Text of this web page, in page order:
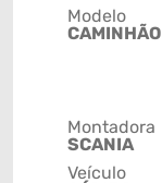
Modelo
CAMINHÃO
Montadora
SCANIA
Veículo